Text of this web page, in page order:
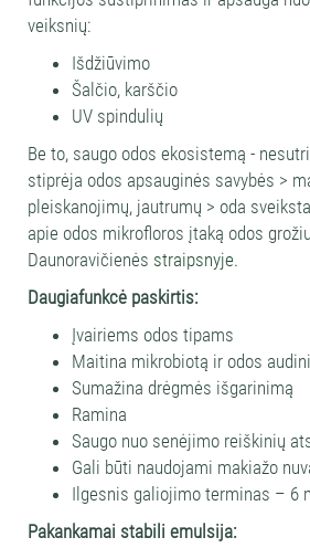
veiksnių:
Išdžiūvimo
Šalčio, karščio
UV spindulių
Be to, saugo odos ekosistemą -
stiprėja odos apsauginės savybės >
pleiskanojimų, jautrumų > oda
apie odos mikrofloros įtaką odos
Daunoravičienės straipsnyje.
Daugiafunkcė paskirtis:
Įvairiems odos tipams
Maitina mikrobiotą ir odos
Sumažina drėgmės išgarinimą
Ramina
Saugo nuo senėjimo reiškinių
Gali būti naudojami makiažo
Ilgesnis galiojimo terminas – 6
Pakankamai stabili emulsija: